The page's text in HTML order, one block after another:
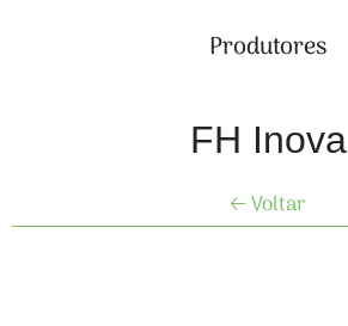
Produtores
FH Inova
🡠 Voltar